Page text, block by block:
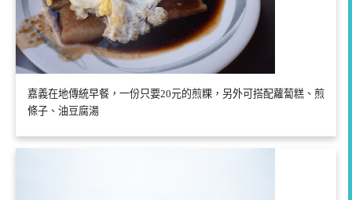
嘉義在地傳統早餐，一份只要20元的煎粿，另外可搭配蘿蔔糕、煎
條子、油豆腐湯